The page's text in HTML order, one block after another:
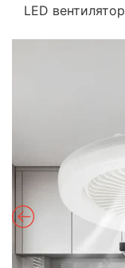
LED вентилятор